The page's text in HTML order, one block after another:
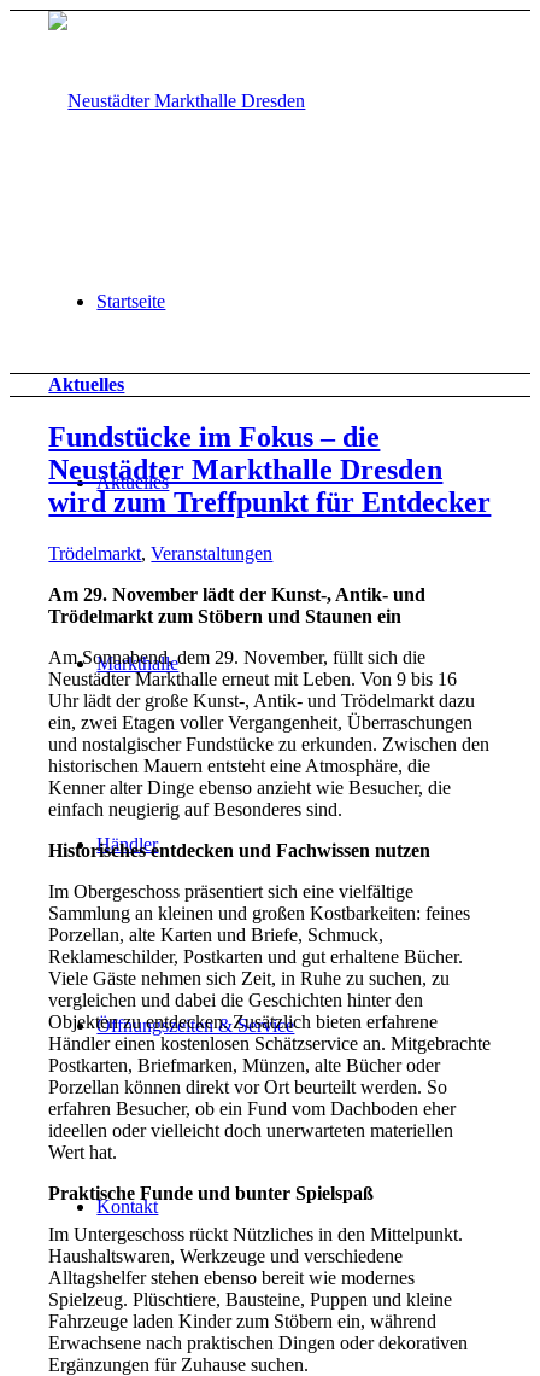
Startseite
Aktuelles
Markthalle
Händler
Öffnungszeiten & Service
Kontakt
Aktuelles
Fundstücke im Fokus – die
Neustädter Markthalle Dresden
wird zum Treffpunkt für Entdecker
Trödelmarkt,Veranstaltungen
Am 29. November lädt der Kunst-, Antik- und
Trödelmarkt zum Stöbern und Staunen ein
Am Sonnabend, dem 29. November, füllt sich die
Neustädter Markthalle erneut mit Leben. Von 9 bis 16
Uhr lädt der große Kunst-, Antik- und Trödelmarkt dazu
ein, zwei Etagen voller Vergangenheit, Überraschungen
und nostalgischer Fundstücke zu erkunden. Zwischen den
historischen Mauern entsteht eine Atmosphäre, die
Kenner alter Dinge ebenso anzieht wie Besucher, die
einfach neugierig auf Besonderes sind.
Historisches entdecken und Fachwissen nutzen
Im Obergeschoss präsentiert sich eine vielfältige
Sammlung an kleinen und großen Kostbarkeiten: feines
Porzellan, alte Karten und Briefe, Schmuck,
Reklameschilder, Postkarten und gut erhaltene Bücher.
Viele Gäste nehmen sich Zeit, in Ruhe zu suchen, zu
vergleichen und dabei die Geschichten hinter den
Objekten zu entdecken. Zusätzlich bieten erfahrene
Händler einen kostenlosen Schätzservice an. Mitgebrachte
Postkarten, Briefmarken, Münzen, alte Bücher oder
Porzellan können direkt vor Ort beurteilt werden. So
erfahren Besucher, ob ein Fund vom Dachboden eher
ideellen oder vielleicht doch unerwarteten materiellen
Wert hat.
Praktische Funde und bunter Spielspaß
Im Untergeschoss rückt Nützliches in den Mittelpunkt.
Haushaltswaren, Werkzeuge und verschiedene
Alltagshelfer stehen ebenso bereit wie modernes
Spielzeug. Plüschtiere, Bausteine, Puppen und kleine
Fahrzeuge laden Kinder zum Stöbern ein, während
Erwachsene nach praktischen Dingen oder dekorativen
Ergänzungen für Zuhause suchen.